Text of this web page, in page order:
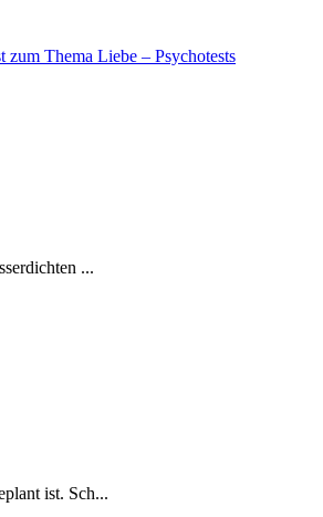
zum Thema Liebe – Psychotests
...
ist. Sch...